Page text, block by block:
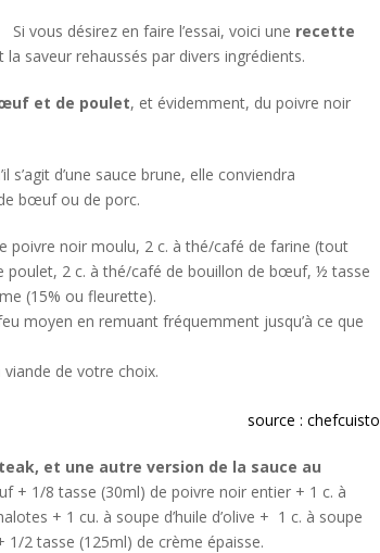
Si vous désirez en faire l’essai, voici une recette
saveur rehaussés par divers ingrédients.
et de poulet, et évidemment, du poivre noir
d’une sauce brune, elle conviendra
bœuf ou de porc.
poivre noir moulu, 2 c. à thé/café de farine (tout
poulet, 2 c. à thé/café de bouillon de bœuf, ½ tasse
(15% ou fleurette).
moyen en remuant fréquemment jusqu’à ce que
de votre choix.
source :chefcuisto
et une autre version de la sauce au
+ 1/8 tasse (30ml) de poivre noir entier + 1 c. à
+ 1 cu. à soupe d’huile d’olive + 1 c. à soupe
2 tasse (125ml) de crème épaisse.